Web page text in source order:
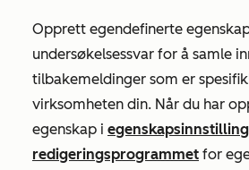
Opprett egendefinerte
undersøkelsessvar for å samle
tilbakemeldinger som er
virksomheten din. Når du har
egenskap i
redigeringsprogrammet for